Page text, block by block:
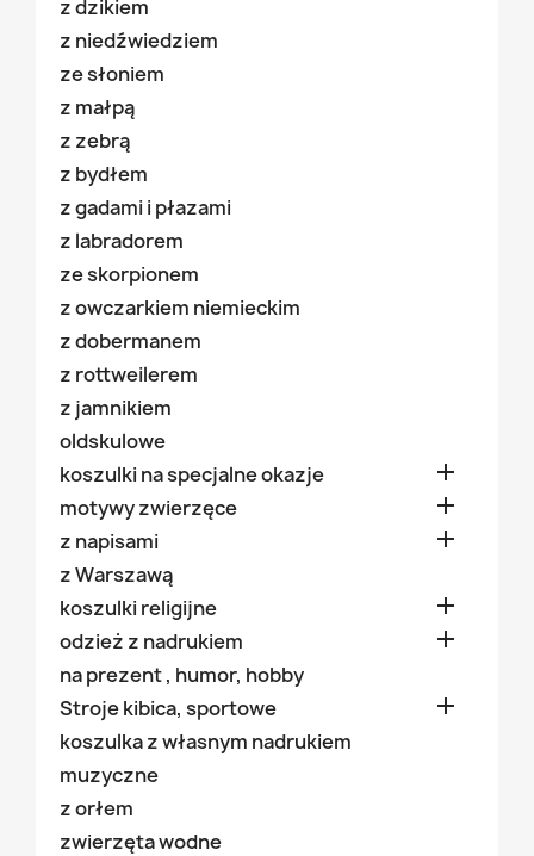
z dzikiem
z niedźwiedziem
ze słoniem
z małpą
z zebrą
z bydłem
z gadami i płazami
z labradorem
ze skorpionem
z owczarkiem niemieckim
z dobermanem
z rottweilerem
z jamnikiem
oldskulowe
koszulki na specjalne okazje

motywy zwierzęce 
z napisami 
z Warszawą
koszulki religijne

odzież z nadrukiem 
na prezent , humor, hobby
Stroje kibica, sportowe

koszulka z własnym nadrukiem
muzyczne
z orłem
zwierzęta wodne